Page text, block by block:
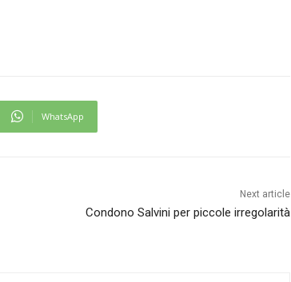
WhatsApp
Next article
Condono Salvini per piccole irregolarità